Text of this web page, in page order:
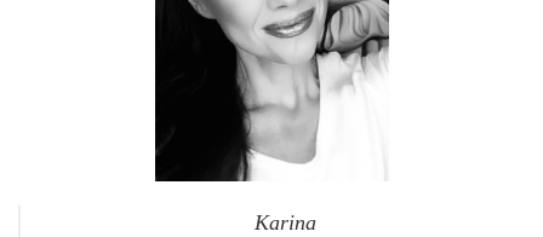
Karina